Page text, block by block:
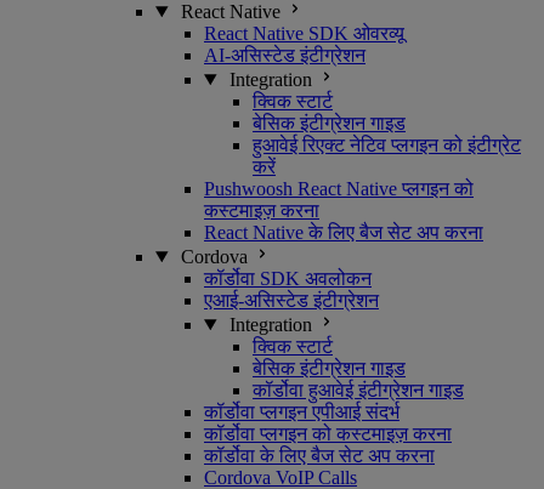
React Native
React Native SDK ओवरव्यू
AI-असिस्टेड इंटीग्रेशन
Integration
क्विक स्टार्ट
बेसिक इंटीग्रेशन गाइड
हुआवेई रिएक्ट नेटिव प्लगइन को इंटीग्रेट
करें
Pushwoosh React Native प्लगइन को
कस्टमाइज़ करना
React Native के लिए बैज सेट अप करना
Cordova
कॉर्डोवा SDK अवलोकन
एआई-असिस्टेड इंटीग्रेशन
Integration
क्विक स्टार्ट
बेसिक इंटीग्रेशन गाइड
कॉर्डोवा हुआवेई इंटीग्रेशन गाइड
कॉर्डोवा प्लगइन एपीआई संदर्भ
कॉर्डोवा प्लगइन को कस्टमाइज़ करना
कॉर्डोवा के लिए बैज सेट अप करना
Cordova VoIP Calls